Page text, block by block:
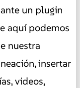
un plugin
aquí podemos
nuestra
insertar
videos,